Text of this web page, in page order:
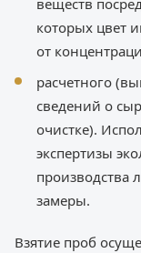
веществ
которых цвет
от
расчетного
сведений о
очистке).
экспертизы
производства
замеры.
Взятие проб